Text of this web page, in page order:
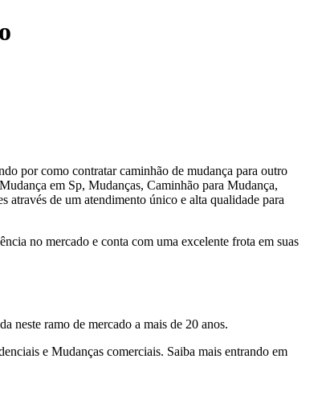
por como contratar caminhão de mudança para outro
em Sp, Mudanças, Caminhão para Mudança,
através de um atendimento único e alta qualidade para
no mercado e conta com uma excelente frota em suas
neste ramo de mercado a mais de 20 anos.
e Mudanças comerciais. Saiba mais entrando em